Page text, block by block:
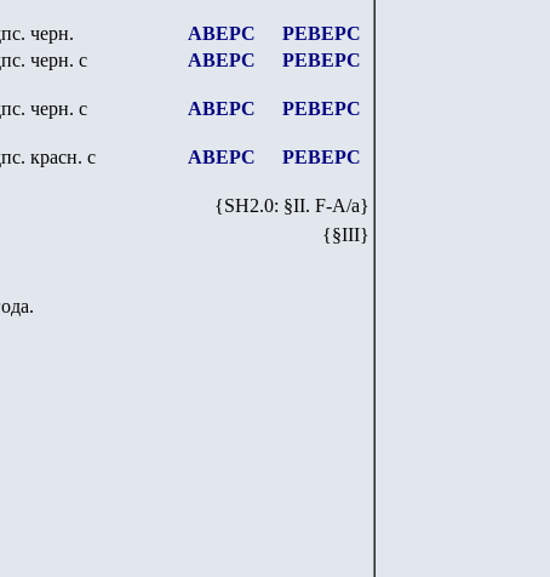
черн. АВЕРС
РЕВЕРС
черн. с
АВЕРС РЕВЕРС
черн. с
АВЕРС РЕВЕРС
красн. с
АВЕРС РЕВЕРС
{SH2.0: §II. F-A/a}
{§III}